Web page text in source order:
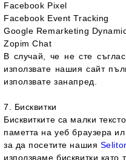
Facebook Pixel
Facebook Event Tracking
Google Remarketing
Zopim Chat
В случай, че не сте
използвате нашия сайт
използвате занапред.
7. Бисквитки
Бисквитките са малки
паметта на уеб браузера
за да посетите нашия
използваме бисквитки като